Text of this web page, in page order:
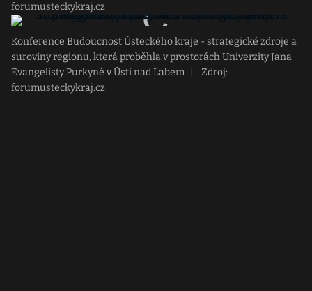
forumusteckykraj.cz
Konference Budoucnost Ústeckého kraje - strategické zdroje a
suroviny regionu, která proběhla v prostorách Univerzity Jana
Evangelisty Purkyně v Ústí nad Labem
Zdroj:
forumusteckykraj.cz